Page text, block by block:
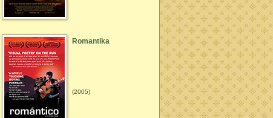
Romantika
(2005)